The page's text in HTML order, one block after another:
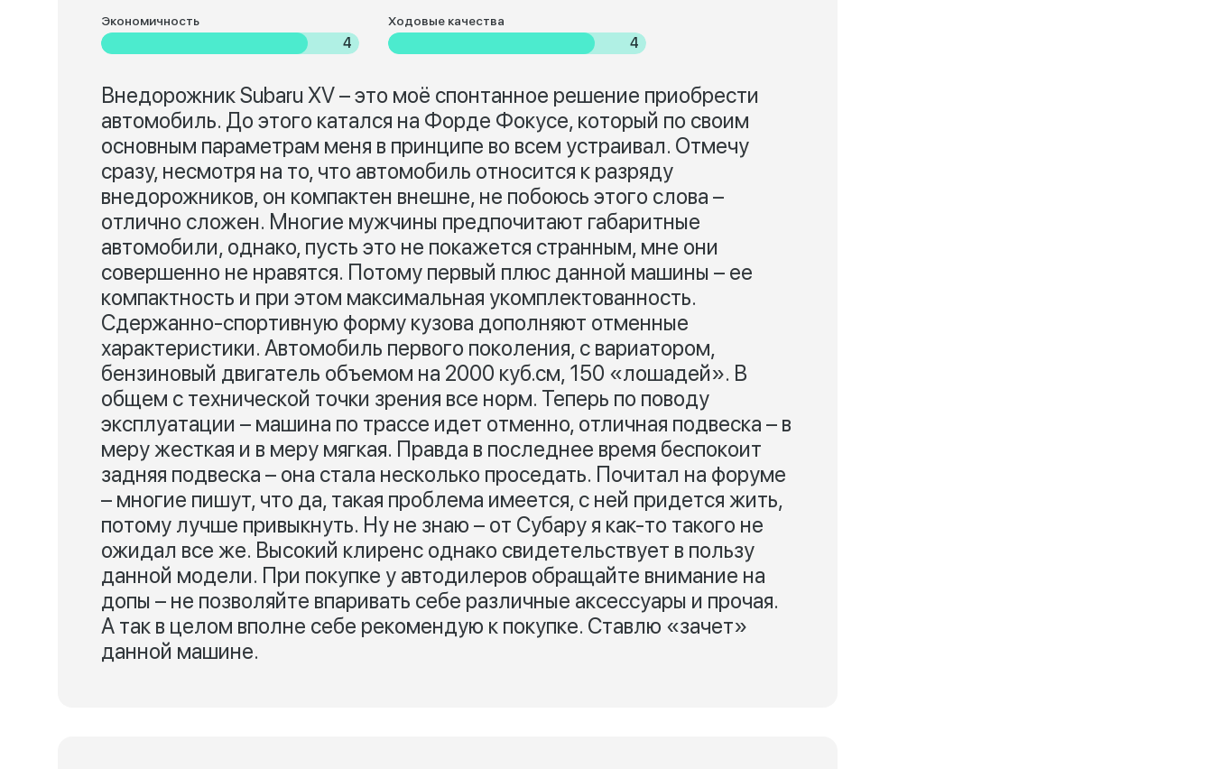
Экономичность
4
Ходовые качества
4
Внедорожник Subaru XV – это моё спонтанное решение приобрести
автомобиль. До этого катался на Форде Фокусе, который по своим
основным параметрам меня в принципе во всем устраивал. Отмечу
сразу, несмотря на то, что автомобиль относится к разряду
внедорожников, он компактен внешне, не побоюсь этого слова –
отлично сложен. Многие мужчины предпочитают габаритные
автомобили, однако, пусть это не покажется странным, мне они
совершенно не нравятся. Потому первый плюс данной машины – ее
компактность и при этом максимальная укомплектованность.
Сдержанно-спортивную форму кузова дополняют отменные
характеристики. Автомобиль первого поколения, с вариатором,
бензиновый двигатель объемом на 2000 куб.см, 150 «лошадей». В
общем с технической точки зрения все норм. Теперь по поводу
эксплуатации – машина по трассе идет отменно, отличная подвеска – в
меру жесткая и в меру мягкая. Правда в последнее время беспокоит
задняя подвеска – она стала несколько проседать. Почитал на форуме
– многие пишут, что да, такая проблема имеется, с ней придется жить,
потому лучше привыкнуть. Ну не знаю – от Субару я как-то такого не
ожидал все же. Высокий клиренс однако свидетельствует в пользу
данной модели. При покупке у автодилеров обращайте внимание на
допы – не позволяйте впаривать себе различные аксессуары и прочая.
А так в целом вполне себе рекомендую к покупке. Ставлю «зачет»
данной машине.